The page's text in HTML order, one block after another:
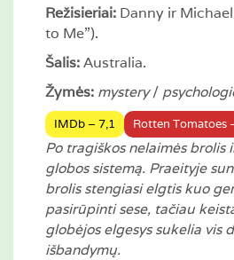
Režisieriai:Danny ir
to Me”).
Šalis:Australia.
Žymės: mystery/
IMDb – 7,1 Rotten Tomatoes
Po tragiškos nelaimės brolis
globos sistemą. Praeityje
brolis stengiasi elgtis kuo
pasirūpinti sese, tačiau
globėjos elgesys sukelia vis
išbandymų.